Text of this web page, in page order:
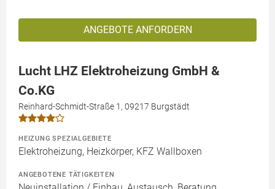
ANGEBOTE ANFORDERN
Lucht LHZ Elektroheizung GmbH &
Co.KG
Reinhard-Schmidt-Straße 1, 09217 Burgstädt
HEIZUNG SPEZIALGEBIETE
Elektroheizung, Heizkörper, KFZ Wallboxen
ANGEBOTENE TÄTIGKEITEN